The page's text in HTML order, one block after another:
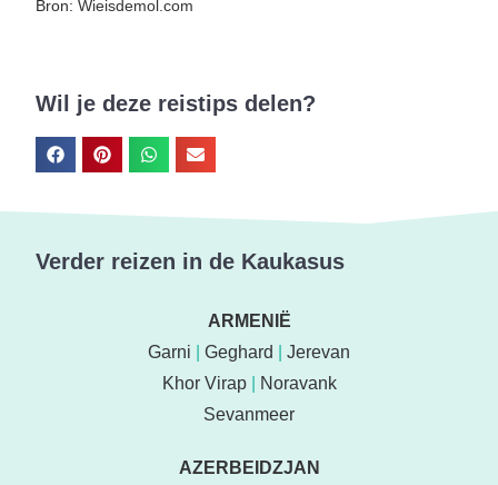
Bron:Wieisdemol.com
Wil je deze reistips delen?
Verder reizen in de Kaukasus
ARMENIË
Garni
Geghard
Jerevan
Khor Virap
Noravank
Sevanmeer
AZERBEIDZJAN